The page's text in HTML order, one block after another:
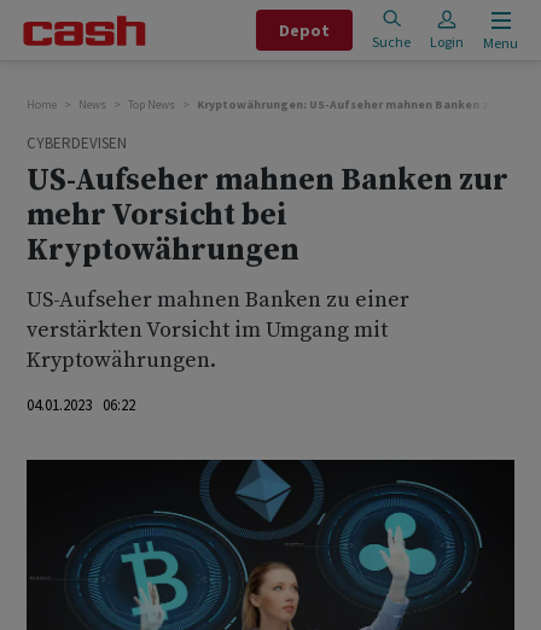
Depot
Suche Login Menu
Home News Top News Kryptowährungen: US-Aufseher mahnen Banken zur mehr
CYBERDEVISEN
US-Aufseher mahnen Banken zur
mehr Vorsicht bei
Kryptowährungen
US-Aufseher mahnen Banken zu einer
verstärkten Vorsicht im Umgang mit
Kryptowährungen.
04.01.2023 06:22